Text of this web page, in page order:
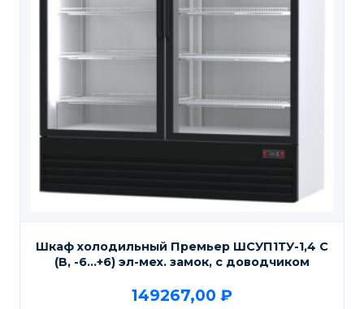
Шкаф холодильный Премьер ШСУП1ТУ-1,4 С
(В, -6…+6) эл-мех. замок, с доводчиком
149267,00 ₽